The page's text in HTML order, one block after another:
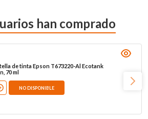
han comprado
de tinta Epson T673220-Al Ecotank
70 ml
NO DISPONIBLE